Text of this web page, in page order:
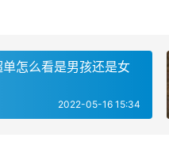
怎么看是男孩还是女
2022-05-16 15:34